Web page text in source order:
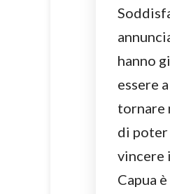
hanno
essere
tornare
di poter
vincere
Capua